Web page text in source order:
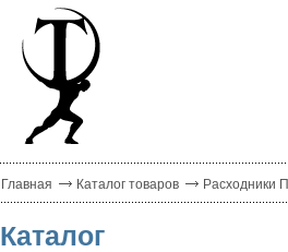
Главная Каталог товаров Расходники
Каталог